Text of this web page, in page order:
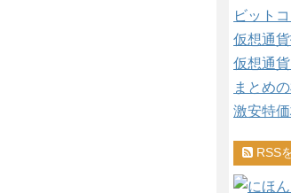
ビット
仮想通
仮想通
まとめ
激安特
RSS